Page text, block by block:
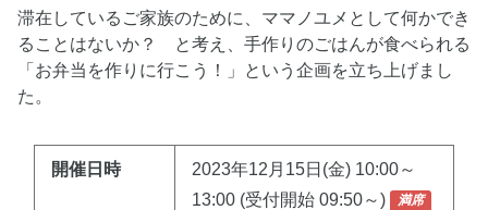
滞在しているご家族のために、ママノユメとして何かでき
ることはないか？ と考え、手作りのごはんが食べられる
「お弁当を作りに行こう！」という企画を立ち上げまし
た。
開催日時
2023年12月15日(金) 10:00～
13:00 (受付開始 09:50～)
満席